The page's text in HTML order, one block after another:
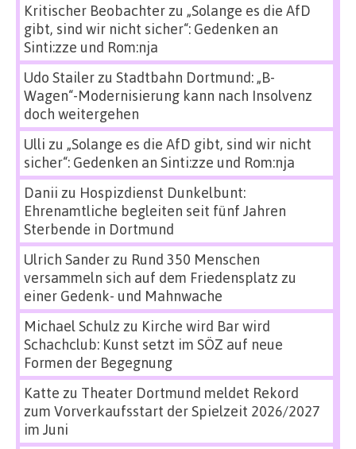
Kritischer Beobachterzu „Solange es die AfD
gibt, sind wir nicht sicher“: Gedenken an
Sinti:zze und Rom:nja
Udo Stailerzu Stadtbahn Dortmund: „B-
Wagen“-Modernisierung kann nach Insolvenz
doch weitergehen
Ulli zu „Solange es die AfD gibt, sind wir nicht
sicher“: Gedenken an Sinti:zze und Rom:nja
Danii zu Hospizdienst Dunkelbunt:
Ehrenamtliche begleiten seit fünf Jahren
Sterbende in Dortmund
Ulrich Sanderzu Rund 350 Menschen
versammeln sich auf dem Friedensplatz zu
einer Gedenk- und Mahnwache
Michael Schulz zu Kirche wird Bar wird
Schachclub: Kunst setzt im SÖZ auf neue
Formen der Begegnung
Katte zu Theater Dortmund meldet Rekord
zum Vorverkaufsstart der Spielzeit 2026/2027
im Juni